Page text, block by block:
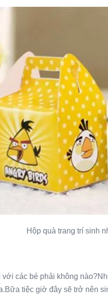
Hộp quà trang trí sinh
các bé phải không
tiệc giờ đây sẽ trở nên